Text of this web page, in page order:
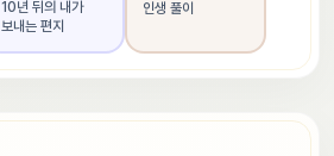
10년 뒤의 내가
보내는 편지
인생 풀이